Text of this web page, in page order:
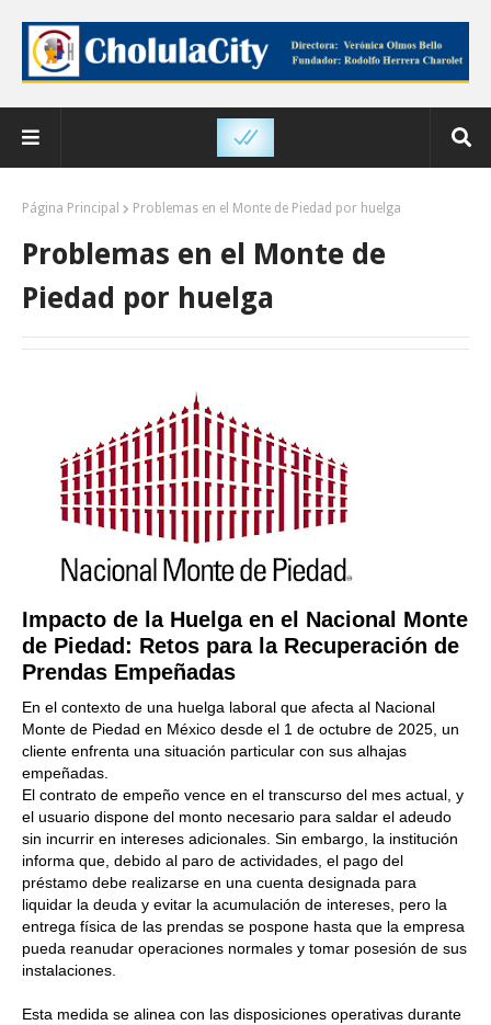
Página Principal Problemas en el Monte de Piedad por huelga
Problemas en el Monte de
Piedad por huelga
Impacto de la Huelga en el Nacional Monte
de Piedad: Retos para la Recuperación de
Prendas Empeñadas
En el contexto de una huelga laboral que afecta al Nacional
Monte de Piedad en México desde el 1 de octubre de 2025, un
cliente enfrenta una situación particular con sus alhajas
empeñadas.
El contrato de empeño vence en el transcurso del mes actual, y
el usuario dispone del monto necesario para saldar el adeudo
sin incurrir en intereses adicionales. Sin embargo, la institución
informa que, debido al paro de actividades, el pago del
préstamo debe realizarse en una cuenta designada para
liquidar la deuda y evitar la acumulación de intereses, pero la
entrega física de las prendas se pospone hasta que la empresa
pueda reanudar operaciones normales y tomar posesión de sus
instalaciones.
Esta medida se alinea con las disposiciones operativas durante